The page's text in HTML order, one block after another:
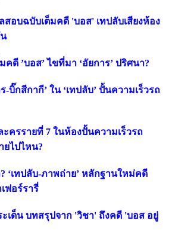
สอบฉบับเต็มคดี 'บอส' เทปลับเสียงห้อง
คดี ’บอส’ ไขที่มา ‘อัยการ’ ปริศนา?
บิ๊กสีกากี’ ใน ‘เทปลับ’ ปั้นความเร็วรถ
ะครรายที่ 7 ในห้องปั้นความเร็วรถ
ยไปไหน?
‘เทปลับ-ภาพถ่าย’ หลักฐานใหม่คดี
ฟอร์รารี่
ะเด็น บทสรุปจาก 'วิชา' ถึงคดี 'บอส อยู่